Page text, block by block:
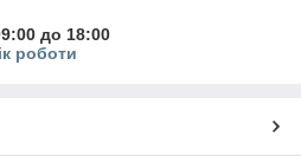
до 18:00
роботи